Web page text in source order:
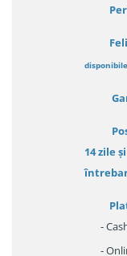
disponibile
14 zile
-
-